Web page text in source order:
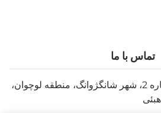
تماس با ما
Add: منطقه صنعتی شماره 2، شهر شانگژوانگ، منطقه لوچوان،